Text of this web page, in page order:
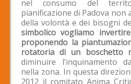
nel consumo del
pianificazione di Padova non
della volontà e dei bisogni
simbolico vogliamo
proponendo la
rotatoria di un boschetto
diminuire l’inquinamento
nella zona. In questa
2012 il comitato Anima